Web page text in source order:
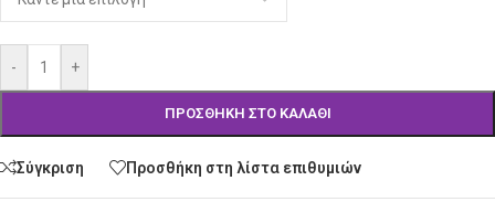
- +
ΠΡΟΣΘΉΚΗ ΣΤΟ ΚΑΛΆΘΙ
Σύγκριση Προσθήκη στη λίστα επιθυμιών